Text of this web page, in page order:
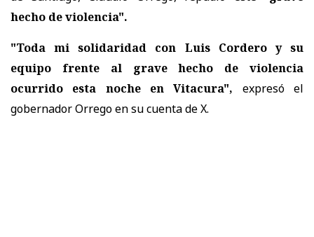
hecho de violencia".
"Toda mi solidaridad con Luis Cordero y su
equipo frente al grave hecho de violencia
ocurrido esta noche en Vitacura", expresó el
gobernador Orrego en su cuenta de X.